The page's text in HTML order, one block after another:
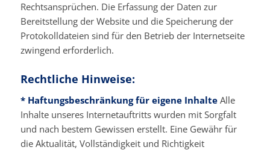
Rechtsansprüchen. Die Erfassung der Daten zur
Bereitstellung der Website und die Speicherung der
Protokolldateien sind für den Betrieb der Internetseite
zwingend erforderlich.
Rechtliche Hinweise:
* Haftungsbeschränkung für eigene InhalteAlle
Inhalte unseres Internetauftritts wurden mit Sorgfalt
und nach bestem Gewissen erstellt. Eine Gewähr für
die Aktualität, Vollständigkeit und Richtigkeit